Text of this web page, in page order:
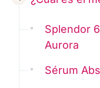
Splendor
Aurora
Sérum